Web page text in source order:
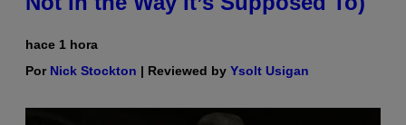
hace 1 hora
Por Nick Stockton | Reviewed by Ysolt Usigan